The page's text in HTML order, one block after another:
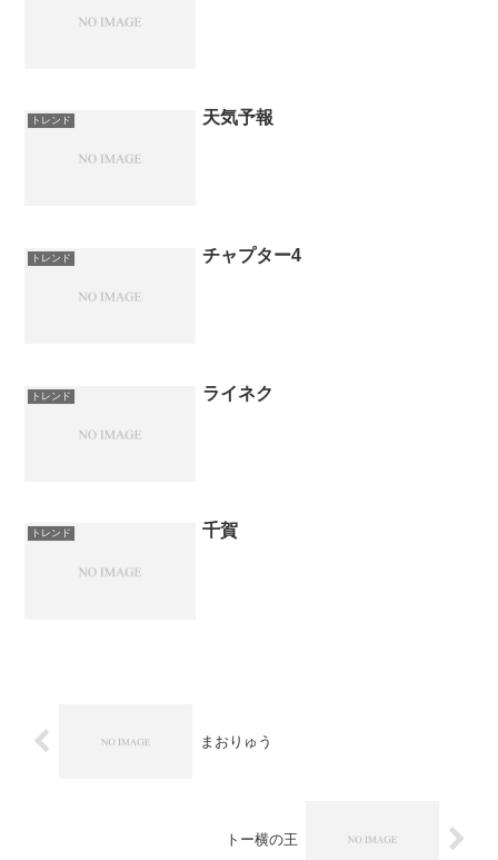
トレンド 天気予報
トレンド チャプター4
トレンド ライネク
トレンド 千賀
まおりゅう
トー横の王